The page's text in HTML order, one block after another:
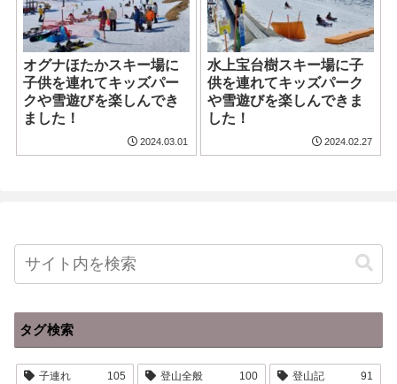
オグナほたかスキー場に
子供を連れてキッズパー
クや雪遊びを楽しんでき
ました！
2024.03.01
水上宝台樹スキー場に子
供を連れてキッズパーク
や雪遊びを楽しんできま
した！
2024.02.27
タグ検索
子連れ 105 登山全般 100 登山記 91